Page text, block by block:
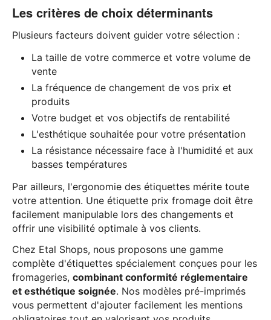
Les critères de choix déterminants
Plusieurs facteurs doivent guider votre sélection :
La taille de votre commerce et votre volume de
vente
La fréquence de changement de vos prix et
produits
Votre budget et vos objectifs de rentabilité
L'esthétique souhaitée pour votre présentation
La résistance nécessaire face à l'humidité et aux
basses températures
Par ailleurs, l'ergonomie des étiquettes mérite toute
votre attention. Une étiquette prix fromage doit être
facilement manipulable lors des changements et
offrir une visibilité optimale à vos clients.
Chez Etal Shops, nous proposons une gamme
complète d'étiquettes spécialement conçues pour les
fromageries, combinant conformité réglementaire
et esthétique soignée. Nos modèles pré-imprimés
vous permettent d'ajouter facilement les mentions